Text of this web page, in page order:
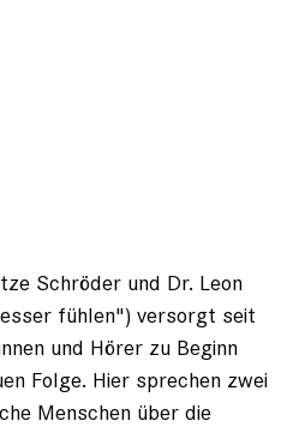
Schröder und Dr. Leon
fühlen") versorgt seit
und Hörer zu Beginn
Folge. Hier sprechen zwei
Menschen über die